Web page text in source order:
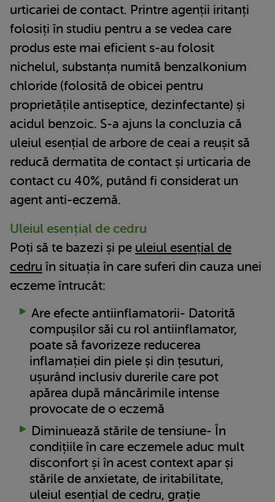
urticariei de contact. Printre agenții iritanți
folosiți în studiu pentru a se vedea care
produs este mai eficient s-au folosit
nichelul, substanța numită benzalkonium
chloride (folosită de obicei pentru
proprietățile antiseptice, dezinfectante) și
acidul benzoic. S-a ajuns la concluzia că
uleiul esențial de arbore de ceai a reușit să
reducă dermatita de contact și urticaria de
contact cu 40%, putând fi considerat un
agent anti-eczemă.
Uleiul esențial de cedru
Poți să te bazezi și pe uleiul esențial de
cedru în situația în care suferi din cauza unei
eczeme întrucât:
Are efecte antiinflamatorii- Datorită
compușilor săi cu rol antiinflamator,
poate să favorizeze reducerea
inflamației din piele și din țesuturi,
ușurând inclusiv durerile care pot
apărea după mâncărimile intense
provocate de o eczemă
Diminuează stările de tensiune- În
condițiile în care eczemele aduc mult
disconfort și în acest context apar și
stările de anxietate, de iritabilitate,
uleiul esențial de cedru, grație